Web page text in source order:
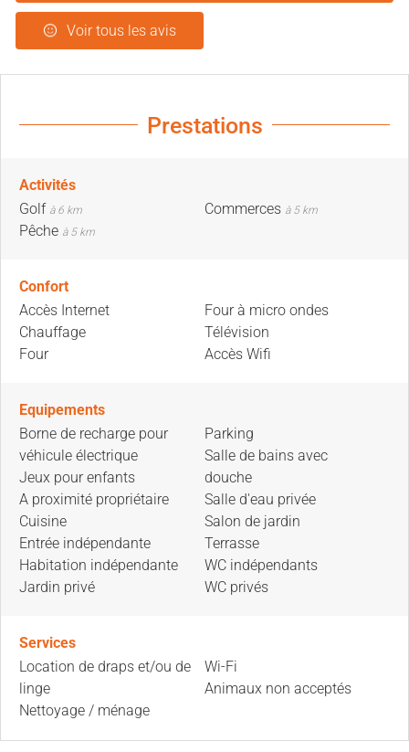
Voir tous les avis
Prestations
Activités
Golf à 6 km
Pêche à 5 km
Commerces à 5 km
Confort
Accès Internet
Chauffage
Four
Four à micro ondes
Télévision
Accès Wifi
Equipements
Borne de recharge pour
véhicule électrique
Jeux pour enfants
A proximité propriétaire
Cuisine
Entrée indépendante
Habitation indépendante
Jardin privé
Parking
Salle de bains avec
douche
Salle d'eau privée
Salon de jardin
Terrasse
WC indépendants
WC privés
Services
Location de draps et/ou de
linge
Nettoyage / ménage
Wi-Fi
Animaux non acceptés